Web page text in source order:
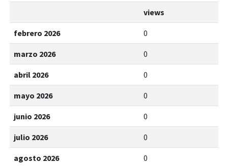
views
febrero 2026 0
marzo 2026 0
abril 2026 0
mayo 2026 0
junio 2026 0
julio 2026 0
agosto 2026 0